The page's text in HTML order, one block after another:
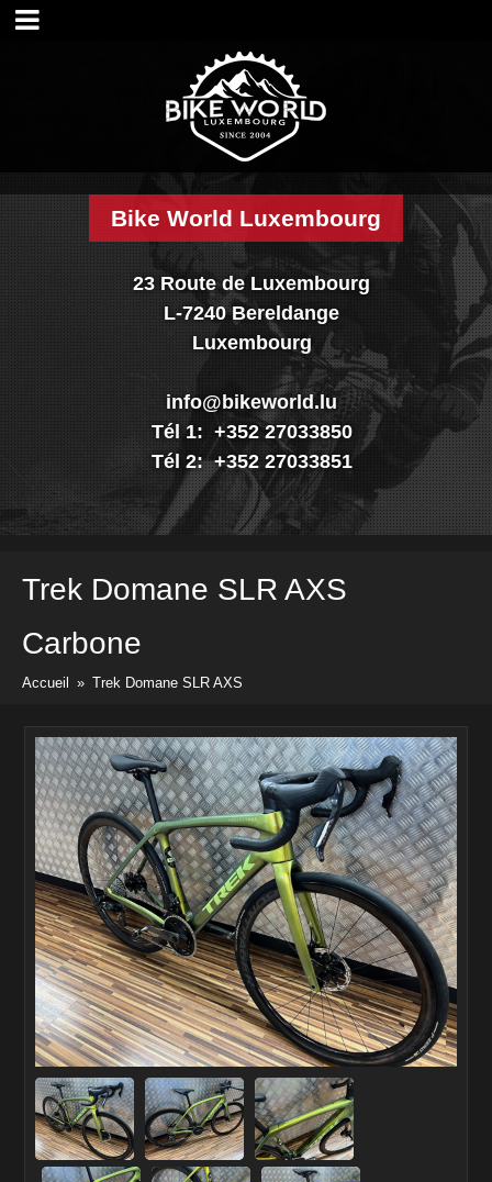
Accueil
Nos marques
Nos réalisations
Nouveautés
Promo
Vélos
Textiles & casques
Occasions
Vélos
Pièces & Accessoires
Listes des prix
Divers docs
Bike World Luxembourg
23 Route de Luxembourg
L-7240 Bereldange
Luxembourg
info@bikeworld.lu
Tél 1: +352 27033850
Tél 2: +352 27033851
Trek Domane SLR AXS
Carbone
Accueil » Trek Domane SLR AXS